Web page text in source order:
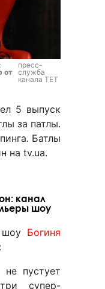
от
пресс-
служба
канала ТЕТ
5 выпуск
за патлы.
Батлы
на tv.ua.
канал
шоу
Богиня
:
не пустует
супер-